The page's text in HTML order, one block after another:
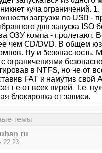
куча ограничений.
загрузки по USB -
для запуска ISO
ОЗУ компа - пролетают.
чем CD/DVD. В общем
Ну и безопасность.
с ограничениями
в NTFS, но не от
FAT и намутив свой
не от всех вирей. Т.е.
блокировка от записи.
темы
22:23